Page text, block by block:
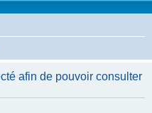
afin de pouvoir consulter